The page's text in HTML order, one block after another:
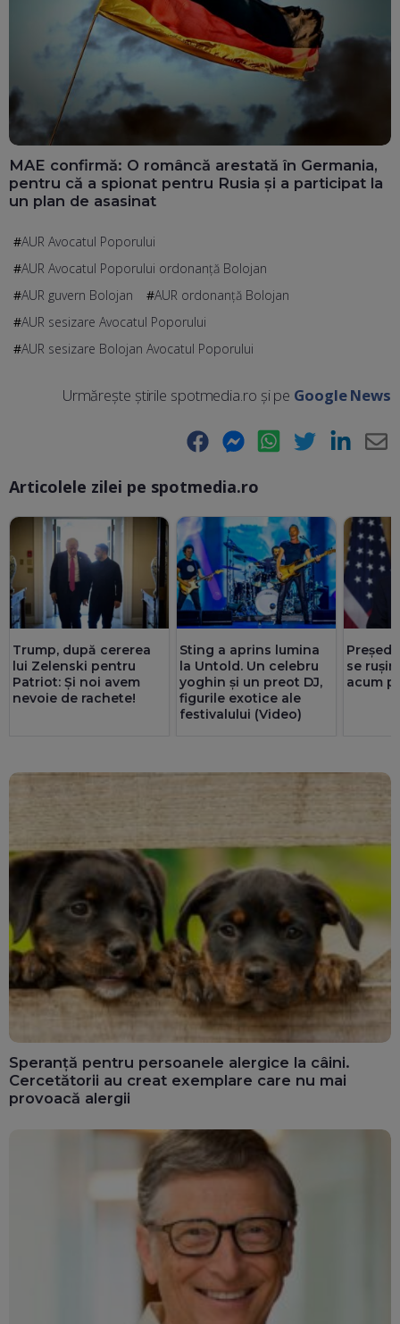
MAE confirmă: O româncă arestată în Germania,
pentru că a spionat pentru Rusia și a participat la
un plan de asasinat
AUR Avocatul Poporului
AUR Avocatul Poporului ordonanță Bolojan
AUR guvern Bolojan
AUR ordonanță Bolojan
AUR sesizare Avocatul Poporului
AUR sesizare Bolojan Avocatul Poporului
Urmărește știrile spotmedia.ro și pe Google News
Facebook Messenger WhatsApp Twitter LinkedIn
Articolele zilei pe spotmedia.ro
Trump, după cererea
lui Zelenski pentru
Patriot: Și noi avem
nevoie de rachete!
Sting a aprins lumina
la Untold. Un celebru
yoghin și un preot DJ,
figurile exotice ale
festivalului (Video)
se
acum
Speranță pentru persoanele alergice la câini.
Cercetătorii au creat exemplare care nu mai
provoacă alergii